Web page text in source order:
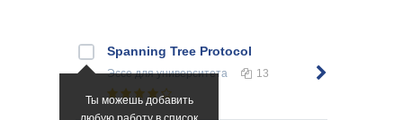
Ты можешь добавить
Spanning Tree Protocol
Эсседля университета 13